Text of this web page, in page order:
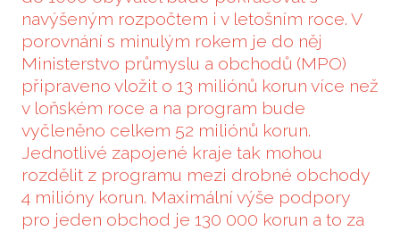
navýšeným rozpočtem i v letošním roce. V
porovnání s minulým rokem je do něj
Ministerstvo průmyslu a obchodů (MPO)
připraveno vložit o 13 miliónů korun více než
v loňském roce a na program bude
vyčleněno celkem 52 miliónů korun.
Jednotlivé zapojené kraje tak mohou
rozdělit z programu mezi drobné obchody
4 milióny korun. Maximální výše podpory
pro jeden obchod je 130 000 korun a to za